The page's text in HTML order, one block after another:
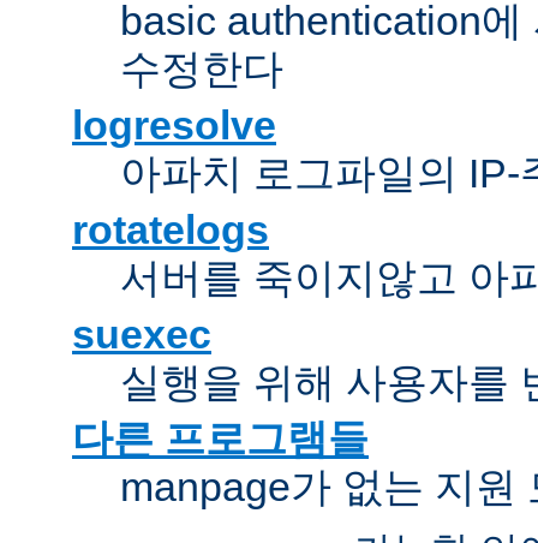
basic authentication
수정한다
logresolve
아파치 로그파일의
rotatelogs
서버를 죽이지않고 아
suexec
실행을 위해 사용자를
다른 프로그램들
manpage가 없는 지원